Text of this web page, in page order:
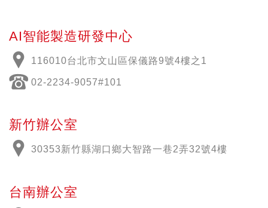
AI智能製造研發中心
116010台北市文山區保儀路9號4樓之1
02-2234-9057#101
新竹辦公室
30353新竹縣湖口鄉大智路一巷2弄32號4樓
台南辦公室